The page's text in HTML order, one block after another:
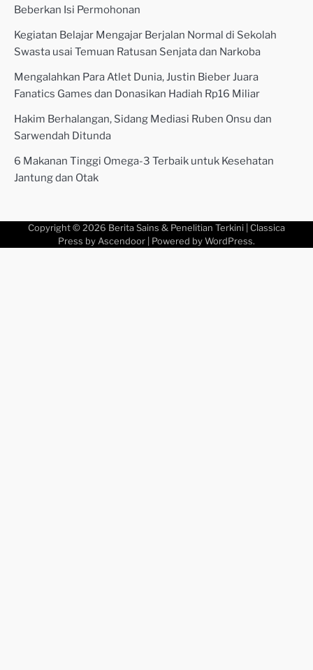
Beberkan Isi Permohonan
Kegiatan Belajar Mengajar Berjalan Normal di Sekolah
Swasta usai Temuan Ratusan Senjata dan Narkoba
Mengalahkan Para Atlet Dunia, Justin Bieber Juara
Fanatics Games dan Donasikan Hadiah Rp16 Miliar
Hakim Berhalangan, Sidang Mediasi Ruben Onsu dan
Sarwendah Ditunda
6 Makanan Tinggi Omega-3 Terbaik untuk Kesehatan
Jantung dan Otak
Copyright © 2026 Berita Sains & Penelitian Terkini | Classica
Press by Ascendoor | Powered by WordPress.